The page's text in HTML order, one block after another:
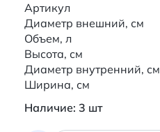
Артикул
Диаметр внешний, см
Объем, л
Высота, см
Диаметр внутренний, см
Ширина, см
Наличие: 3 шт